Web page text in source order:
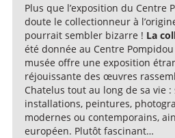
Plus que l’exposition du Centre
doute le collectionneur à
pourrait sembler bizarre ! La
été donnée au Centre
musée offre une exposition
réjouissante des œuvres
Chatelus tout au long de sa vie
installations, peintures,
modernes ou contemporains,
européen. Plutôt fascinant…